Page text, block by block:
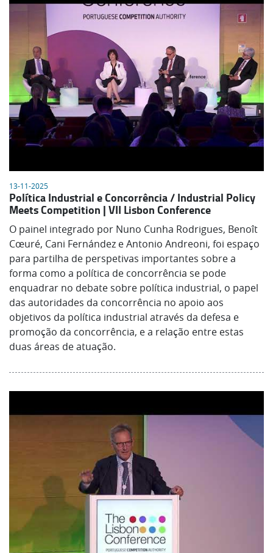
13-11-2025
Política Industrial e Concorrência / Industrial Policy
Meets Competition | VII Lisbon Conference
O painel integrado por Nuno Cunha Rodrigues, Benoît
Cœuré, Cani Fernández e Antonio Andreoni, foi espaço
para partilha de perspetivas importantes sobre a
forma como a política de concorrência se pode
enquadrar no debate sobre política industrial, o papel
das autoridades da concorrência no apoio aos
objetivos da política industrial através da defesa e
promoção da concorrência, e a relação entre estas
duas áreas de atuação.